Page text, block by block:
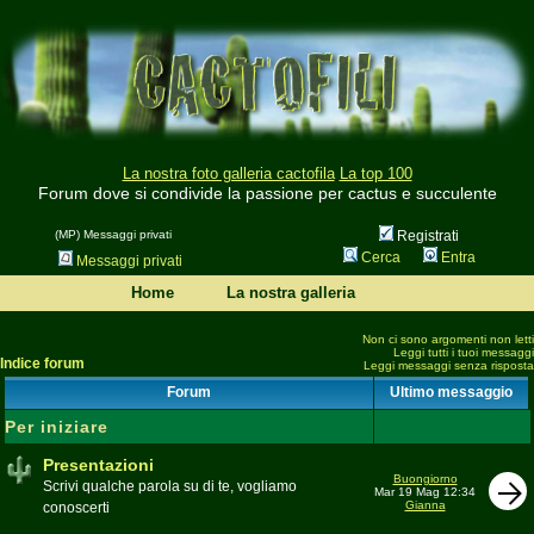
La nostra foto galleria cactofila La top 100
Forum dove si condivide la passione per cactus e succulente
(MP) Messaggi privati
Registrati
Messaggi privati
Cerca Entra
Home La nostra galleria
Indice forum
Non ci sono argomenti non letti
Leggi tutti i tuoi messaggi
Leggi messaggi senza risposta
Forum Ultimo messaggio
Per iniziare
Presentazioni
Scrivi qualche parola su di te, vogliamo
conoscerti
Buongiorno
Mar 19 Mag 12:34
Gianna